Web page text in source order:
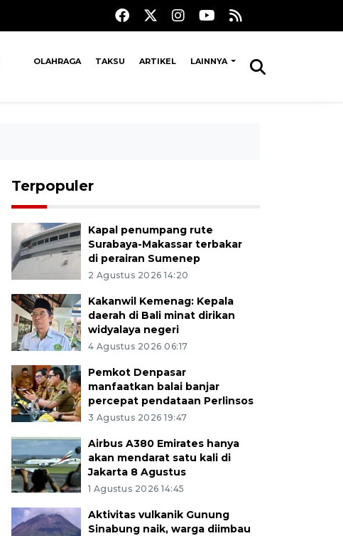
OLAHRAGA TAKSU ARTIKEL LAINNYA
Terpopuler
Kapal penumpang rute
Surabaya-Makassar terbakar
di perairan Sumenep
2 Agustus 2026 14:20
Kakanwil Kemenag: Kepala
daerah di Bali minat dirikan
widyalaya negeri
4 Agustus 2026 06:17
Pemkot Denpasar
manfaatkan balai banjar
percepat pendataan Perlinsos
3 Agustus 2026 19:47
Airbus A380 Emirates hanya
akan mendarat satu kali di
Jakarta 8 Agustus
1 Agustus 2026 14:45
Aktivitas vulkanik Gunung
Sinabung naik, warga diimbau